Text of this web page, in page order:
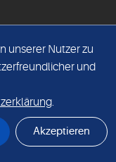
unserer Nutzer zu
und
.
Akzeptieren